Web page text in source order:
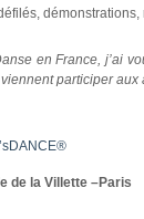
en France, j’ai
participer
de la Villette –Paris